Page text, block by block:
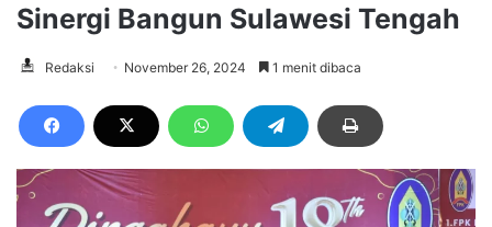
Sinergi Bangun Sulawesi Tengah
Redaksi November 26, 2024 1 menit dibaca